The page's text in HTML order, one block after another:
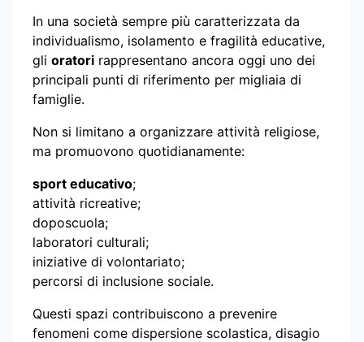
In una società sempre più caratterizzata da
individualismo, isolamento e fragilità educative,
gli oratori rappresentano ancora oggi uno dei
principali punti di riferimento per migliaia di
famiglie.
Non si limitano a organizzare attività religiose,
ma promuovono quotidianamente:
sport educativo;
attività ricreative;
doposcuola;
laboratori culturali;
iniziative di volontariato;
percorsi di inclusione sociale.
Questi spazi contribuiscono a prevenire
fenomeni come dispersione scolastica, disagio